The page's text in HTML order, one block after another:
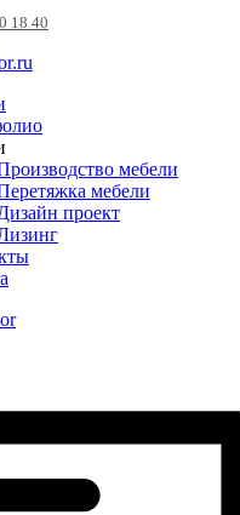
18 40
мебели
мебели
проект